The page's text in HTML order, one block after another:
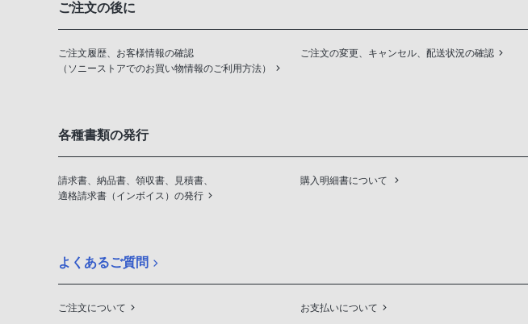
ご注文の後に
ご注文履歴、お客様情報の確認
（ソニーストアでのお買い物情報のご利用方法）
ご注文の変更、キャンセル、配送状況の確認
各種書類の発行
請求書、納品書、領収書、見積書、
適格請求書（インボイス）の発行
購入明細書について
よくあるご質問
ご注文について お支払いについて